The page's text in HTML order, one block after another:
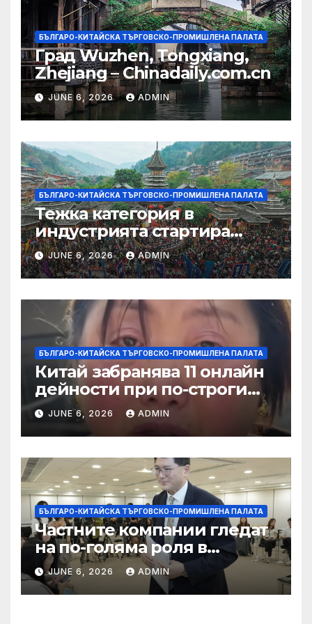
БЪЛГАРО-КИТАЙСКА ТЪРГОВСКО-ПРОМИШЛЕНА ПАЛАТА
Град Wuzhen, Tongxiang,
Zhejiang – Chinadaily.com.cn
JUNE 6, 2026 ADMIN
БЪЛГАРО-КИТАЙСКА ТЪРГОВСКО-ПРОМИШЛЕНА ПАЛАТА
Тежка категория в
индустрията стартира
алианс за космическа
слънчева енергия
JUNE 6, 2026 ADMIN
БЪЛГАРО-КИТАЙСКА ТЪРГОВСКО-ПРОМИШЛЕНА ПАЛАТА
Китай забранява 11 онлайн
дейности при по-строги
правила за ограничаване на
слуховете и
кибернасилниците
JUNE 6, 2026 ADMIN
БЪЛГАРО-КИТАЙСКА ТЪРГОВСКО-ПРОМИШЛЕНА ПАЛАТА
Частните компании гледат
на по-голяма роля в
стратегическата
енергетика
JUNE 6, 2026 ADMIN